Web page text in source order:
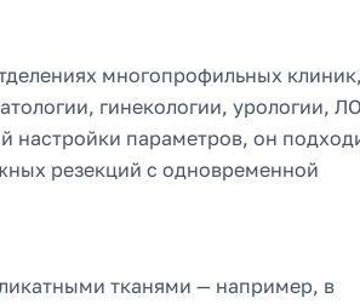
многопрофильных
гинекологии, урологии,
настройки параметров, он
резекций с одновременной
тканями — например, в